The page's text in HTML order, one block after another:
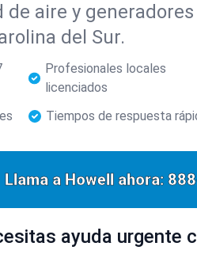
aire y
del Sur.
Profesionales locales
licenciados
Tiempos de respuesta
Llama a Howell ahora:
ayuda urgente